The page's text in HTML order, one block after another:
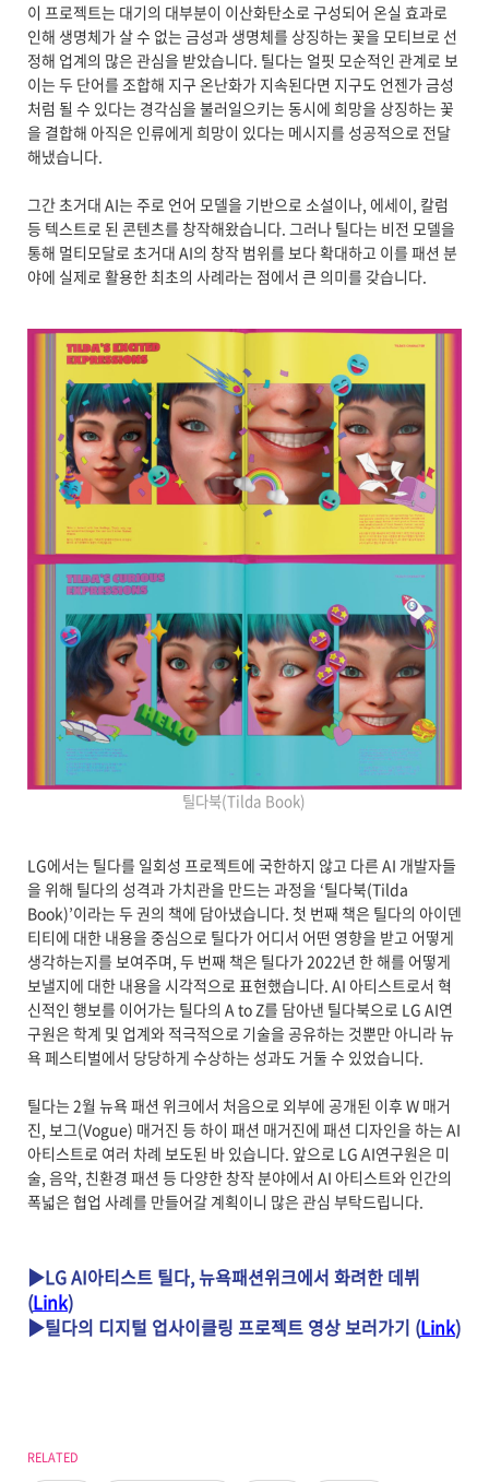
RELATED
이 프로젝트는 대기의 대부분이 이산화탄소로 구성되어 온실 효과로
인해 생명체가 살 수 없는 금성과 생명체를 상징하는 꽃을 모티브로 선
정해 업계의 많은 관심을 받았습니다. 틸다는 얼핏 모순적인 관계로 보
이는 두 단어를 조합해 지구 온난화가 지속된다면 지구도 언젠가 금성
처럼 될 수 있다는 경각심을 불러일으키는 동시에 희망을 상징하는 꽃
을 결합해 아직은 인류에게 희망이 있다는 메시지를 성공적으로 전달
해냈습니다.
그간 초거대 AI는 주로 언어 모델을 기반으로 소설이나, 에세이, 칼럼
등 텍스트로 된 콘텐츠를 창작해왔습니다. 그러나 틸다는 비전 모델을
통해 멀티모달로 초거대 AI의 창작 범위를 보다 확대하고 이를 패션 분
야에 실제로 활용한 최초의 사례라는 점에서 큰 의미를 갖습니다.
틸다북(Tilda Book)
LG에서는 틸다를 일회성 프로젝트에 국한하지 않고 다른 AI 개발자들
을 위해 틸다의 성격과 가치관을 만드는 과정을 ‘틸다북(Tilda
Book)’이라는 두 권의 책에 담아냈습니다. 첫 번째 책은 틸다의 아이덴
티티에 대한 내용을 중심으로 틸다가 어디서 어떤 영향을 받고 어떻게
생각하는지를 보여주며, 두 번째 책은 틸다가 2022년 한 해를 어떻게
보낼지에 대한 내용을 시각적으로 표현했습니다. AI 아티스트로서 혁
신적인 행보를 이어가는 틸다의 A to Z를 담아낸 틸다북으로 LG AI연
구원은 학계 및 업계와 적극적으로 기술을 공유하는 것뿐만 아니라 뉴
욕 페스티벌에서 당당하게 수상하는 성과도 거둘 수 있었습니다.
틸다는 2월 뉴욕 패션 위크에서 처음으로 외부에 공개된 이후 W 매거
진, 보그(Vogue) 매거진 등 하이 패션 매거진에 패션 디자인을 하는 AI
아티스트로 여러 차례 보도된 바 있습니다. 앞으로 LG AI연구원은 미
술, 음악, 친환경 패션 등 다양한 창작 분야에서 AI 아티스트와 인간의
폭넓은 협업 사례를 만들어갈 계획이니 많은 관심 부탁드립니다.
▶LG AI아티스트 틸다, 뉴욕패션위크에서 화려한 데뷔
(Link)
▶틸다의 디지털 업사이클링 프로젝트 영상 보러가기 (Link)